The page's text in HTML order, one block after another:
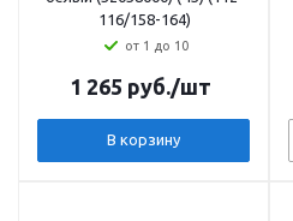
116/158-164)
от 1 до 10
1 265 руб./шт
В корзину